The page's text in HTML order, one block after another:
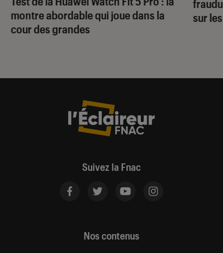
montre abordable qui joue dans la
cour des grandes
sur
Suivez la Fnac
Nos contenus